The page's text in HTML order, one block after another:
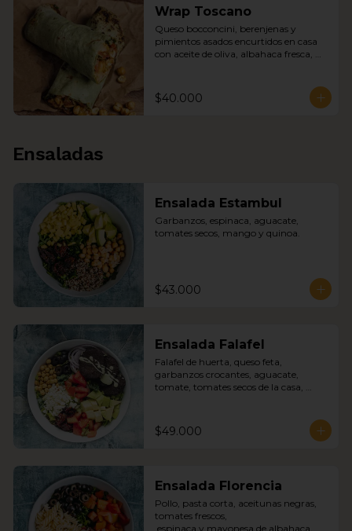
Wrap Toscano
Queso bocconcini, berenjenas y
pimientos asados encurtidos en casa
con aceite de oliva, albahaca fresca,
$40.000
Ensaladas
Ensalada Estambul
Garbanzos, espinaca, aguacate,
tomates secos, mango y quinoa.
$43.000
Ensalada Falafel
Falafel de huerta, queso feta,
garbanzos crocantes, aguacate,
tomate, tomates secos de la casa,
mayonesa de albahaca y feta.
$49.000
Ensalada Florencia
Pollo, pasta corta, aceitunas negras,
tomates frescos,
espinaca y mayonesa de albahaca.